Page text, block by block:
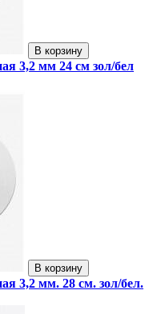
В корзину
3,2 мм 24 см зол/бел
В корзину
3,2 мм. 28 см. зол/бел.